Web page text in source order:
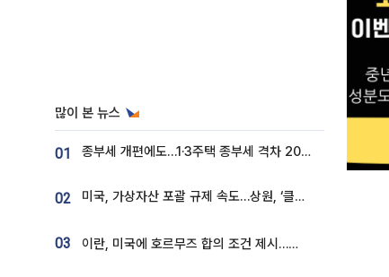
많이 본 뉴스
01 종부세 개편에도…1·3주택 종부세 격차 2028년부터 확대
02 미국, 가상자산 포괄 규제 속도…상원, ‘클래리티법’ 9월 절차투표 추진
03 이란, 미국에 호르무즈 합의 조건 제시…美 “경기 아직 안 끝나” [종합]